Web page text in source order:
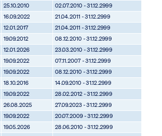
25.10.2010
02.07.2010 - 31.12.2999
16.09.2022
21.04.2011 - 31.12.2999
12.01.2017
21.04.2011 - 31.12.2999
19.09.2012
08.12.2010 - 31.12.2999
12.01.2026
23.03.2010 - 31.12.2999
19.09.2022
07.11.2007 - 31.12.2999
19.09.2022
08.12.2010 - 31.12.2999
18.10.2016
14.09.2010 - 31.12.2999
19.09.2022
28.02.2012 - 31.12.2999
26.08.2025
27.09.2023 - 31.12.2999
19.09.2022
20.07.2009 - 31.12.2999
19.05.2026
28.06.2010 - 31.12.2999